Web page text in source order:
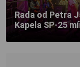
Rada od Petra
Kapela SP-25